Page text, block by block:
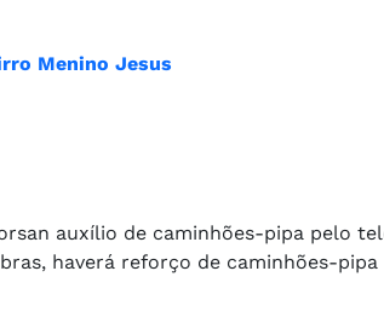
Menino Jesus
auxílio de caminhões-pipa pelo
haverá reforço de caminhões-pipa